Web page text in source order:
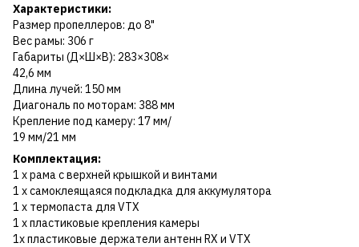
Характеристики:
Размер пропеллеров: до 8"
Вес рамы: 306 г
Габариты (Д×Ш×В): 283×308×
42,6 мм
Длина лучей: 150 мм
Диагональ по моторам: 388 мм
Крепление под камеру: 17 мм/
19 мм/21 мм
Комплектация:
1 х рама с верхней крышкой и винтами
1 х самоклеящаяся подкладка для аккумулятора
1 х термопаста для VTX
1 х пластиковые крепления камеры
1х пластиковые держатели антенн RX и VTX